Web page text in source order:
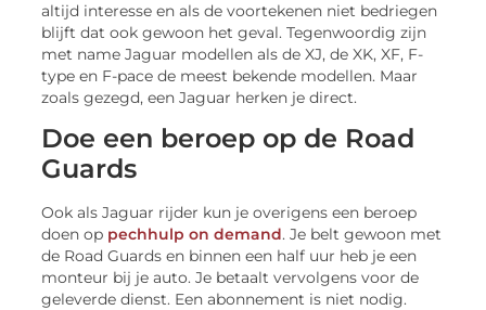
altijd interesse en als de voortekenen niet bedriegen
blijft dat ook gewoon het geval. Tegenwoordig zijn
met name Jaguar modellen als de XJ, de XK, XF, F-
type en F-pace de meest bekende modellen. Maar
zoals gezegd, een Jaguar herken je direct.
Doe een beroep op de Road
Guards
Ook als Jaguar rijder kun je overigens een beroep
doen op pechhulp on demand. Je belt gewoon met
de Road Guards en binnen een half uur heb je een
monteur bij je auto. Je betaalt vervolgens voor de
geleverde dienst. Een abonnement is niet nodig.